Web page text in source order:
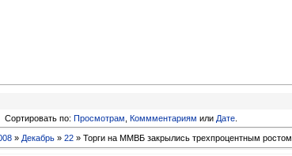
Сортировать по: Просмотрам Коммментариям или Дате
» Декабрь » 22» Торги на ММВБ закрылись трехпроцентным ростом